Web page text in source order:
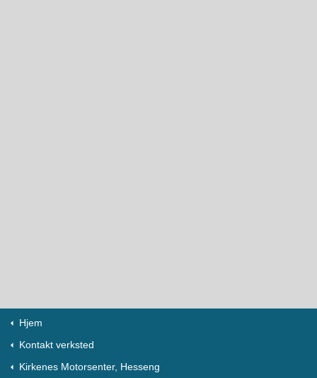
Hjem
Kontakt verksted
Kirkenes Motorsenter, Hesseng